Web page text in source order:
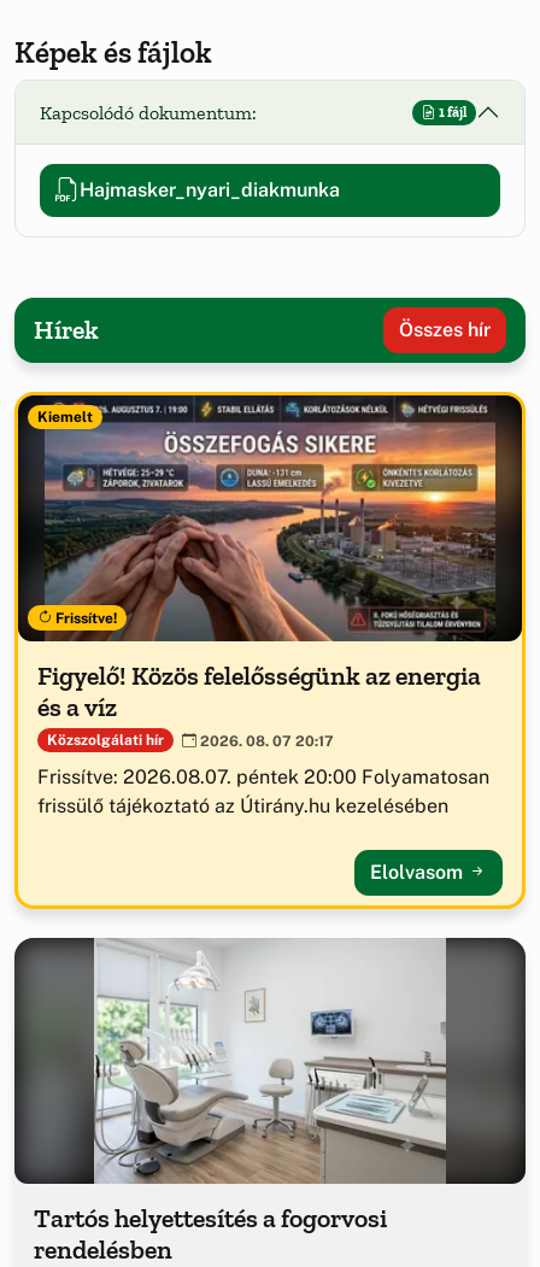
Képek és fájlok
Kapcsolódó dokumentum: 1 fájl
Hajmasker_nyari_diakmunka
Hírek Összes hír
Kiemelt
Frissítve!
Figyelő! Közös felelősségünk az energia
és a víz
Közszolgálati hír 2026. 08. 07 20:17
Frissítve: 2026.08.07. péntek 20:00 Folyamatosan
frissülő tájékoztató az Útirány.hu kezelésében
Elolvasom
Tartós helyettesítés a fogorvosi
rendelésben